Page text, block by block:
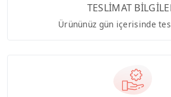
TESLİMAT
Ürününüz gün içerisinde